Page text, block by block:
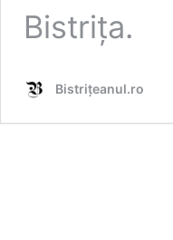
Bistrița.
Bistrițeanul.ro